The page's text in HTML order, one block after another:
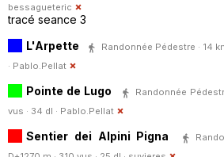
bessagueteric
tracé seance 3
L'Arpette
Randonnée Pédestre · 14
· Pablo.Pellat
Pointe de Lugo
Randonnée
vus · 34 dl · Pablo.Pellat
Sentier dei Alpini Pigna